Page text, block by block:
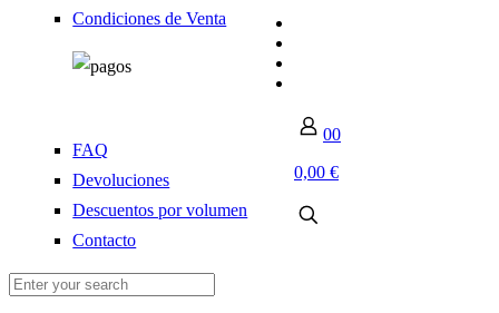
Condiciones de Venta
FAQ
Devoluciones
Descuentos por volumen
Contacto
00
0,00 €